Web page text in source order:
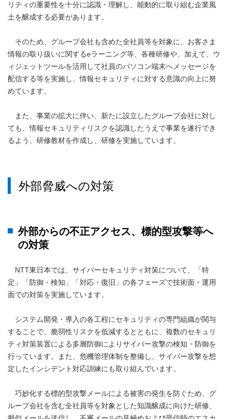
リティの重要性を十分に認識・理解し、能動的に取り組む企業風
土を醸成する必要があります。
そのため、グループ会社も含めた全社員等を対象に、お客さま
情報の取り扱いに関するeラーニング等、各種研修や、加えて、ウ
ィジェットツールを活用して社員のパソコン端末へメッセージを
配信する等を実施し、情報セキュリティに対する意識の向上に努
めています。
また、事業の拡大に伴い、新たに設立したグループ会社に対し
ても、情報セキュリティリスクを認識したうえで事業を遂行でき
るよう、研修教材を作成し、研修を実施しています。
外部脅威への対策
外部からの不正アクセス、標的型攻撃等へ
の対策
NTT東日本では、サイバーセキュリティ対策について、「特
定」「防御・検知」「対応・復旧」の各フェーズで技術面・運用
面での対策を実施しています。
システム開発・導入の各工程にセキュリティの専門組織が関与
することで、脆弱性リスクを低減するとともに、複数のセキュリ
ティ対策装置による多層防御によりサイバー攻撃の検知・防御を
行っています。また、危機管理体制を整備し、サイバー攻撃を想
定したインシデント対応訓練にも取り組んでいます。
巧妙化する標的型攻撃メールによる被害の発生を防ぐため、グ
ループ会社を含む全社員等を対象とした知識醸成に向けた研修、